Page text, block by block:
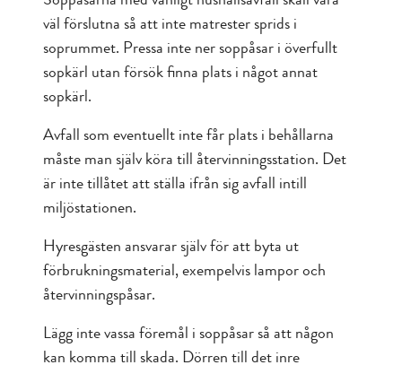
väl förslutna så att inte matrester sprids i
soprummet. Pressa inte ner soppåsar i överfullt
sopkärl utan försök finna plats i något annat
sopkärl.
Avfall som eventuellt inte får plats i behållarna
måste man själv köra till återvinningsstation. Det
är inte tillåtet att ställa ifrån sig avfall intill
miljöstationen.
Hyresgästen ansvarar själv för att byta ut
förbrukningsmaterial, exempelvis lampor och
återvinningspåsar.
Lägg inte vassa föremål i soppåsar så att någon
kan komma till skada. Dörren till det inre